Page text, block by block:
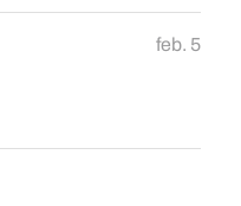
feb. 5